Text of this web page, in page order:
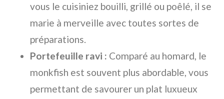
vous le cuisiniez bouilli, grillé ou poêlé, il se
marie à merveille avec toutes sortes de
préparations.
Portefeuille ravi : Comparé au homard, le
monkfish est souvent plus abordable, vous
permettant de savourer un plat luxueux